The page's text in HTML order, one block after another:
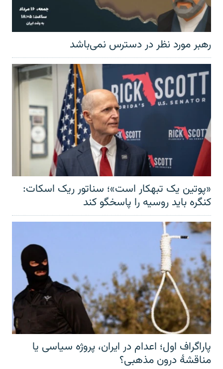
رهبر مورد نظر در دسترس نمی‌باشد
«پوتین یک تبهکار است»؛ سناتور ریک اسکات:
کنگره باید روسیه را پاسخگو کند
پاراگراف اول؛ اعدام در ایران، پروژه سیاسی یا
مناقشهٔ درون مذهبی؟